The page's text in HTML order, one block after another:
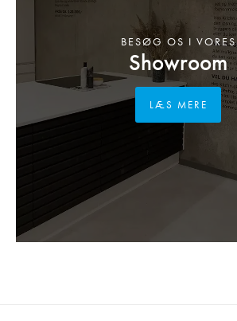
Showroom
BESØG OS I VORES
LÆS MERE